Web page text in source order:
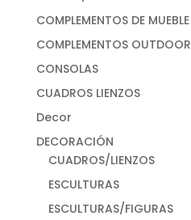
COMPLEMENTOS DE MUEBLE
COMPLEMENTOS OUTDOOR
CONSOLAS
CUADROS LIENZOS
Decor
DECORACIÓN
CUADROS/LIENZOS
ESCULTURAS
ESCULTURAS/FIGURAS